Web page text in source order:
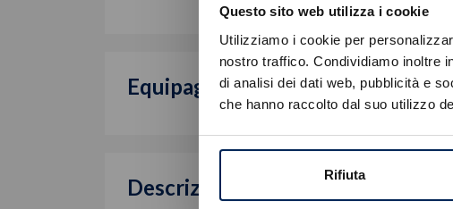
Questo sito web utilizza i cookie
Utilizziamo i cookie per
nostro traffico. Condividiamo inoltre
di analisi dei dati web, pubblicità e
che hanno raccolto dal suo utilizzo
Rifiuta
Equipaggiamento di serie
Descrizione